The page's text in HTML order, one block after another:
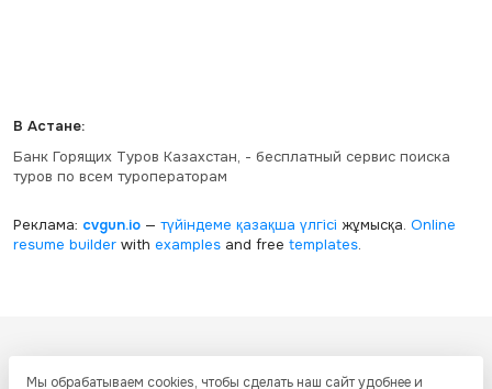
В Астане:
Банк Горящих Туров Казахстан, - бесплатный сервис поиска
туров по всем туроператорам
Реклама: cvgun.io— түйіндеме қазақша үлгісі жұмысқа. Online
resume builderwith examplesand free templates.
Мы обрабатываем cookies, чтобы сделать наш сайт удобнее и